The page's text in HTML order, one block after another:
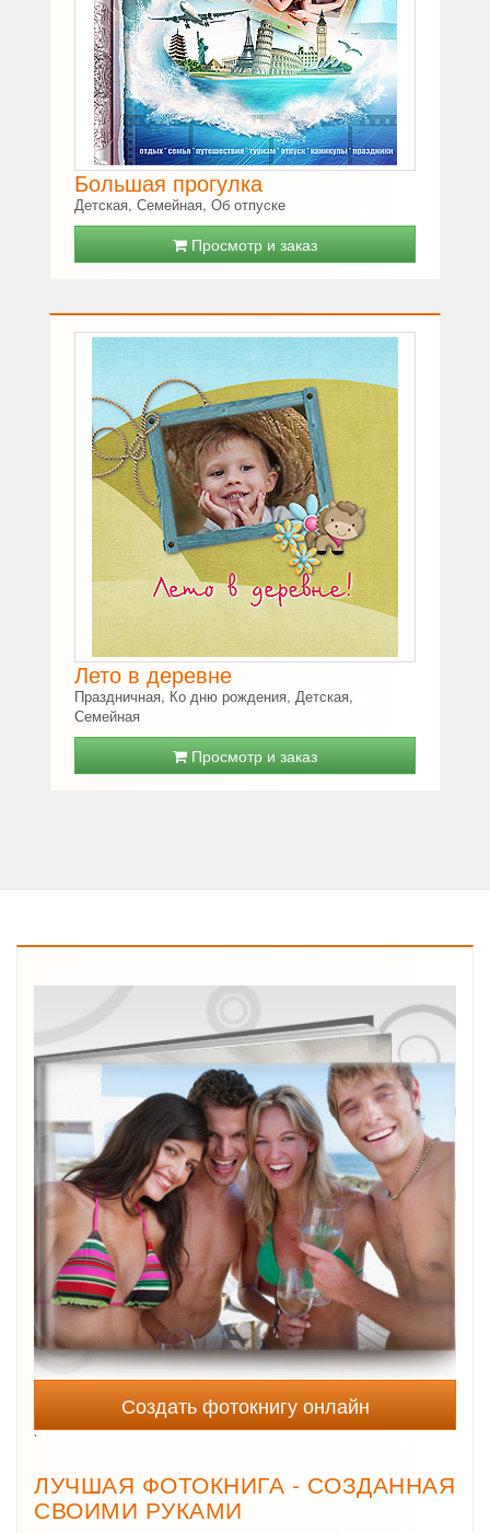
Большая прогулка
Детская, Семейная, Об отпуске
Просмотр и заказ
Лето в деревне
Праздничная, Ко дню рождения, Детская,
Семейная
Просмотр и заказ
Создать фотокнигу онлайн
`
ЛУЧШАЯ ФОТОКНИГА - СОЗДАННАЯ
СВОИМИ РУКАМИ